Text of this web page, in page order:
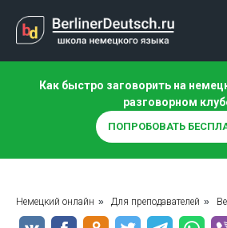
Как быстро заговорить на
разговорном
ПОПРОБОВАТЬ
Немецкий онлайн » Для преподавателей »